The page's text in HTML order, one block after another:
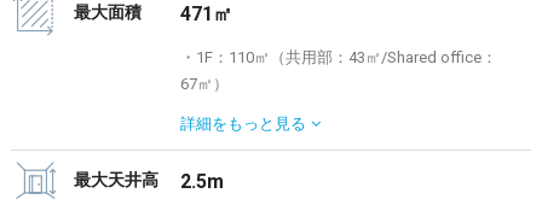
最大面積 471㎡
・1F：110㎡（共用部：43㎡/Shared office：
67㎡）
room：16㎡/fitting-room：7㎡）
㎡/bath-room：16㎡/fitting・waiting-room：13
詳細を もっと見る
最大天井高 2.5m